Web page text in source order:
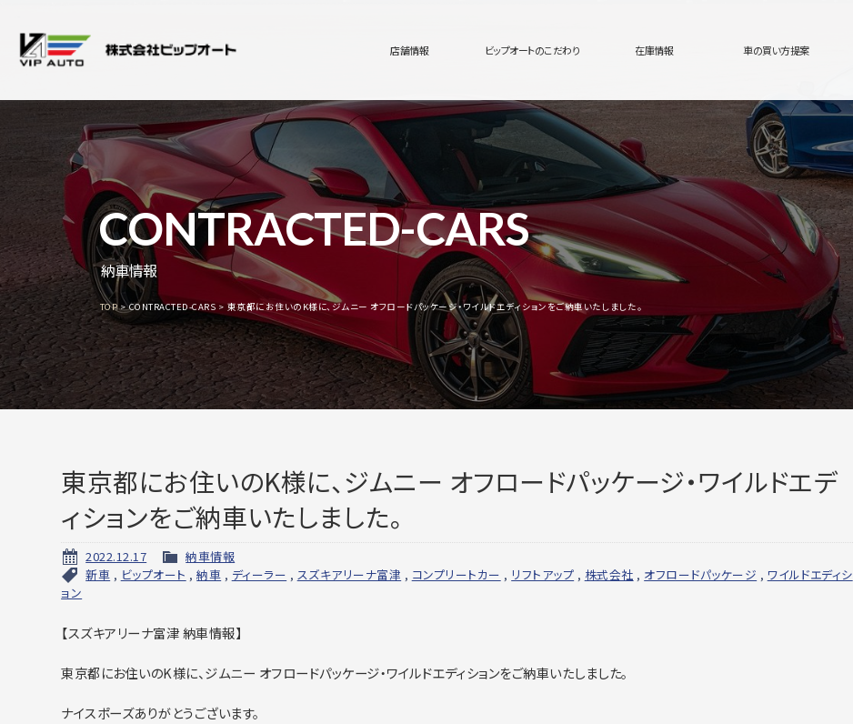
店舗情報 ビップオートのこだわり 在庫情報 車の買い方提案
CONTRACTED-CARS
納車情報
TOP CONTRACTED-CARS 東京都にお住いのK様に、ジムニー オフロードパッケージ・ワイルドエディションをご納車いたしました。
東京都にお住いのK様に、ジムニー オフロードパッケージ・ワイルドエデ
ィションをご納車いたしました。
2022.12.17
納車情報
新車 , ビップオート ,納車 , ディーラー , スズキアリーナ富津 , コンプリートカー , リフトアップ , 株式会社 , オフロードパッケージ , ワイルドエディシ
ョン
【スズキアリーナ富津 納車情報】
東京都にお住いのK様に、ジムニー オフロードパッケージ・ワイルドエディションをご納車いたしました。
ナイスポーズありがとうございます。